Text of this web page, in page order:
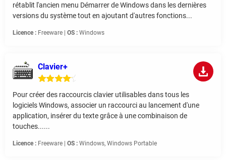
rétablit l'ancien menu Démarrer de Windows dans les dernières
versions du système tout en ajoutant d'autres fonctions...
Licence : Freeware | OS : Windows
Clavier+
Pour créer des raccourcis clavier utilisables dans tous les
logiciels Windows, associer un raccourci au lancement d'une
application, insérer du texte grâce à une combinaison de
touches......
Licence : Freeware | OS : Windows, Windows Portable